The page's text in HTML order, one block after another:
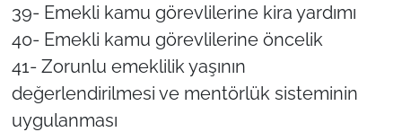
39- Emekli kamu görevlilerine kira yardımı
40- Emekli kamu görevlilerine öncelik
41- Zorunlu emeklilik yaşının
değerlendirilmesi ve mentörlük sisteminin
uygulanması